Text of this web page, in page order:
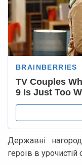
Державні
героїв в урочистій